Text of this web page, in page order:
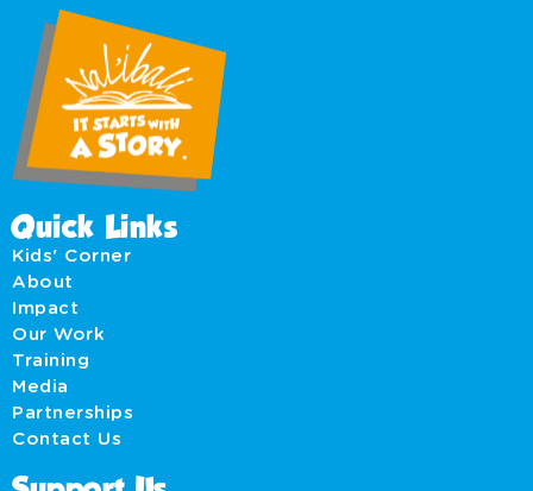
Quick Links
Kids' Corner
About
Impact
Our Work
Training
Media
Partnerships
Contact Us